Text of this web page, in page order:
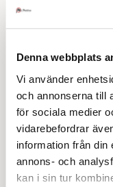
Denna webbplats
Vi använder
och annonserna till
för sociala medier
vidarebefordrar
information från din
annons- och
kan i sin tur
det är och hur
Respektfull
guide till gott
god ton i
Ibet – kasino